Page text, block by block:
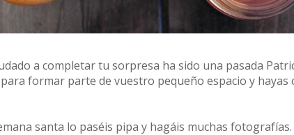
a completar tu sorpresa ha sido una pasada
formar parte de vuestro pequeño espacio y hayas
santa lo paséis pipa y hagáis muchas fotografías.